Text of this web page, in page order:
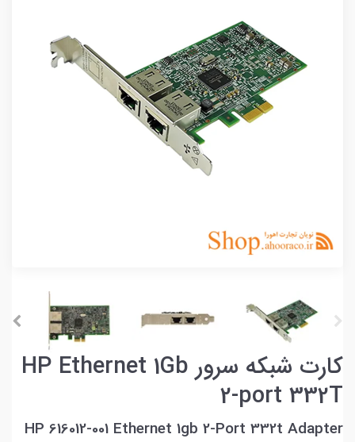
کارت شبکه سرور HP Ethernet 1Gb
2-port 332T
HP 616012-001 Ethernet 1gb 2-Port 332t Adapter